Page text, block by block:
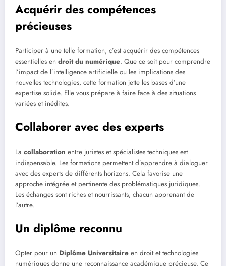
Acquérir des compétences
précieuses
Participer à une telle formation, c’est acquérir des compétences
essentielles en droit du numérique. Que ce soit pour comprendre
l’impact de l’intelligence artificielle ou les implications des
nouvelles technologies, cette formation jette les bases d’une
expertise solide. Elle vous prépare à faire face à des situations
variées et inédites.
Collaborer avec des experts
La collaboration entre juristes et spécialistes techniques est
indispensable. Les formations permettent d’apprendre à dialoguer
avec des experts de différents horizons. Cela favorise une
approche intégrée et pertinente des problématiques juridiques.
Les échanges sont riches et nourrissants, chacun apprenant de
l’autre.
Un diplôme reconnu
Opter pour un Diplôme Universitaire en droit et technologies
numériques donne une reconnaissance académique précieuse. Ce